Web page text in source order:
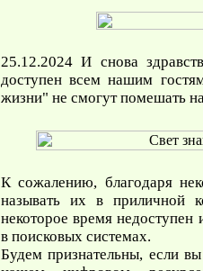
25.12.2024 И снова
доступен всем нашим
жизни" не смогут помешать
К сожалению, благодаря
называть их в приличной
некоторое время недоступен
в поисковых системах.
Будем признательны, если